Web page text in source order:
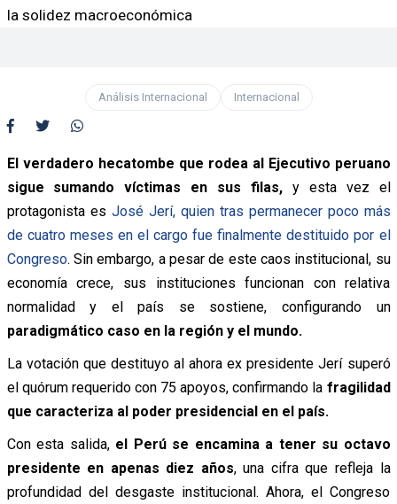
la solidez macroeconómica
Análisis Internacional Internacional
El verdadero hecatombe que rodea al Ejecutivo peruano
sigue sumando víctimas en sus filas,y esta vez el
protagonista es José Jerí, quien tras permanecer poco más
de cuatro meses en el cargo fue finalmente destituido por el
Congreso. Sin embargo, a pesar de este caos institucional, su
economía crece, sus instituciones funcionan con relativa
normalidad y el país se sostiene, configurando un
paradigmático caso en la región y el mundo.
La votación que destituyo al ahora ex presidente Jerí superó
el quórum requerido con 75 apoyos, confirmando la fragilidad
que caracteriza al poder presidencial en el país.
Con esta salida, el Perú se encamina a tener su octavo
presidente en apenas diez años, una cifra que refleja la
profundidad del desgaste institucional. Ahora, el Congreso